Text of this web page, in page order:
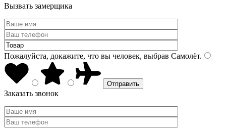
Вызвать замерщика
Пожалуйста, докажите, что вы человек, выбрав Самолёт.
Заказать звонок